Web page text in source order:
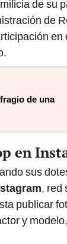
de su
de
de una
en
sus
, red
publicar
y